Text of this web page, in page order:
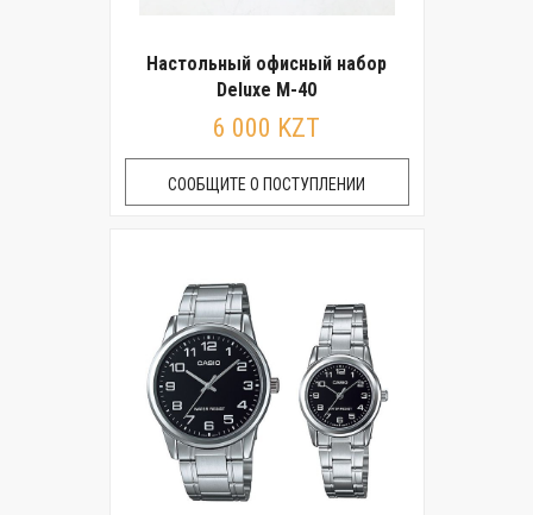
Настольный офисный набор
Deluxe M-40
6 000 KZT
СООБЩИТЕ О ПОСТУПЛЕНИИ